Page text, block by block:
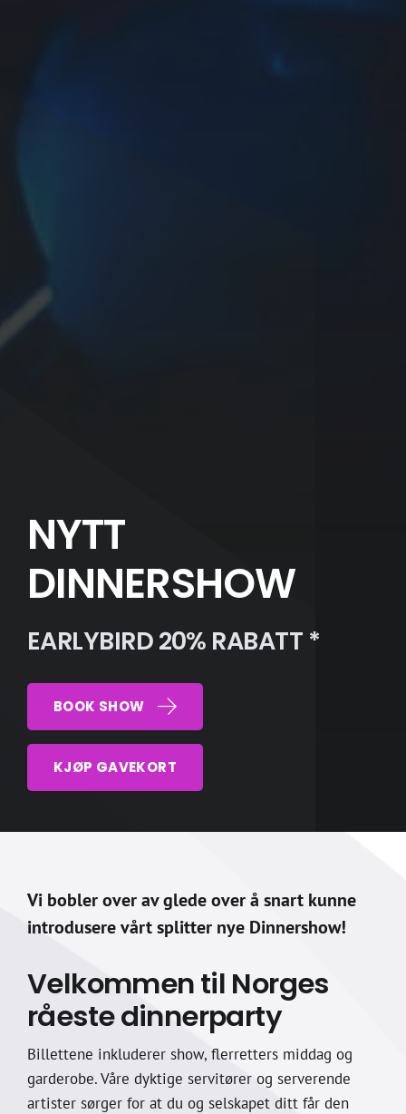
NYTT
DINNERSHOW
EARLYBIRD 20% RABATT *
BOOK SHOW
KJØP GAVEKORT
Vi bobler over av glede over å snart kunne
introdusere vårt splitter nye Dinnershow!
Velkommen til Norges
råeste dinnerparty
Billettene inkluderer show, flerretters middag og
garderobe. Våre dyktige servitører og serverende
artister sørger for at du og selskapet ditt får den